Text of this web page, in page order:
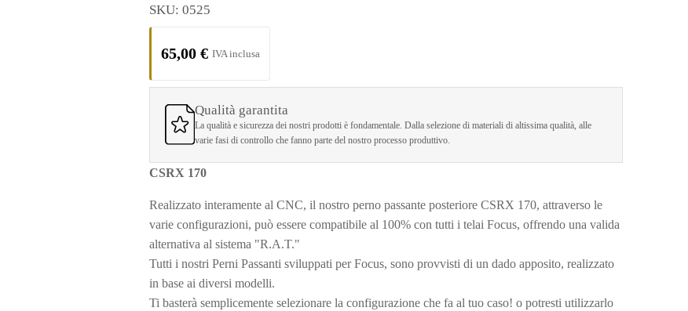
SKU:0525
65,00€
Qualità garantita
La qualità e sicurezza dei nostri prodotti è fondamentale. Dalla selezione di materiali di altissima qualità, alle
varie fasi di controllo che fanno parte del nostro processo produttivo.
CSRX 170
Realizzato interamente al CNC, il nostro perno passante posteriore CSRX 170, attraverso le
varie configurazioni, può essere compatibile al 100% con tutti i telai Focus, offrendo una valida
alternativa al sistema "R.A.T."
Tutti i nostri Perni Passanti sviluppati per Focus, sono provvisti di un dado apposito, realizzato
in base ai diversi modelli.
Ti basterà semplicemente selezionare la configurazione che fa al tuo caso! o potresti utilizzarlo